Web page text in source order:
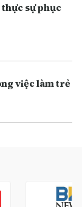
thực sự phục
việc làm trẻ